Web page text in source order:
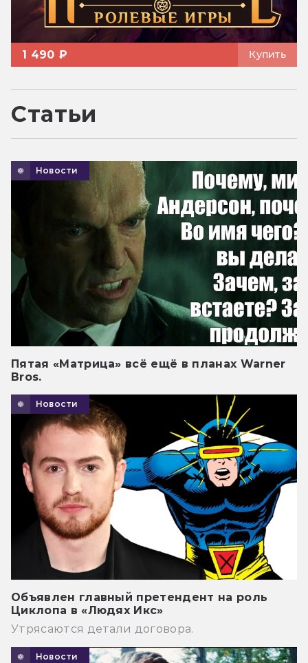
1 490 ₽ Купить
Статьи
Новости
Пятая «Матрица» всё ещё в планах Warner
Bros.
Новости
Объявлен главный претендент на роль
Циклопа в «Людях Икс»
Утрясаются детали договора.
Новости